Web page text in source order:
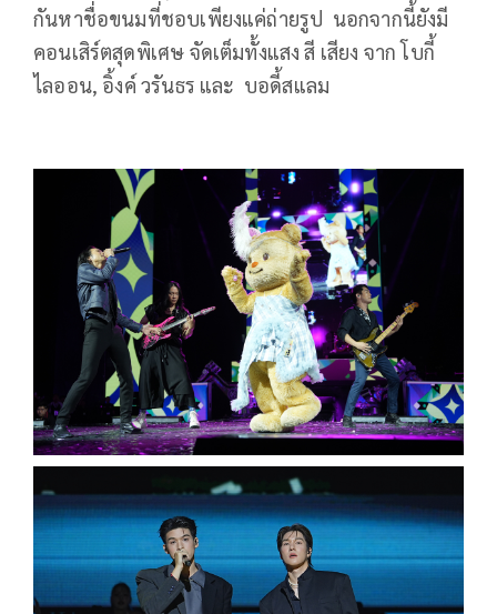
กันหาชื่อขนมที่ชอบเพียงแค่ถ่ายรูป นอกจากนี้ยังมี
คอนเสิร์ตสุดพิเศษ จัดเต็มทั้งแสง สี เสียง จาก โบกี้
ไลออน, อิ้งค์ วรันธร และ บอดี้สแลม